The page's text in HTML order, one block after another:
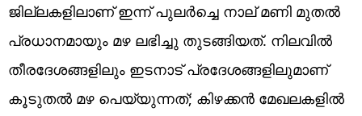
ജില്ലകളിലാണ് ഇന്ന് പുലർച്ചെ നാല് മണി മുതൽ
പ്രധാനമായും മഴ ലഭിച്ചു തുടങ്ങിയത്. നിലവിൽ
തീരദേശങ്ങളിലും ഇടനാട് പ്രദേശങ്ങളിലുമാണ്
കൂടുതൽ മഴ പെയ്യുന്നത്; കിഴക്കൻ മേഖലകളിൽ